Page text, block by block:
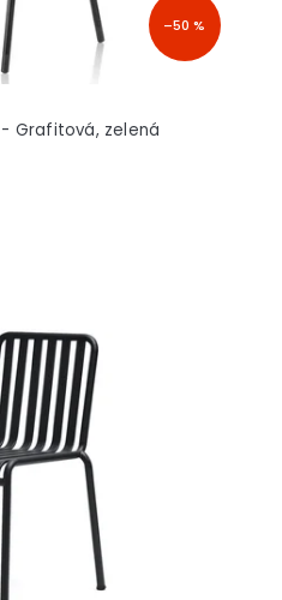
–50 %
- Grafitová, zelená